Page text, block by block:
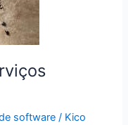
software / Kico